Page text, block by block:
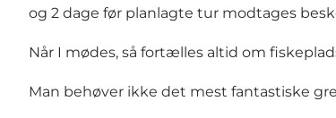
og 2 dage før planlagte tur modtages
Når I mødes, så fortælles altid om
Man behøver ikke det mest fantastiske